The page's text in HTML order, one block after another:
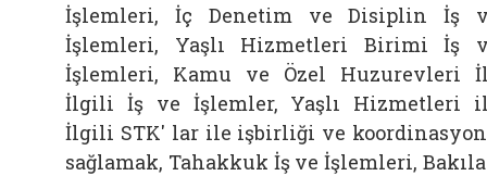
İşlemleri, İç Denetim ve Disiplin İş
İşlemleri, Yaşlı Hizmetleri Birimi İş
İşlemleri, Kamu ve Özel Huzurevleri
İlgili İş ve İşlemler, Yaşlı Hizmetleri
İlgili STK' lar ile işbirliği ve
sağlamak, Tahakkuk İş ve İşlemleri,